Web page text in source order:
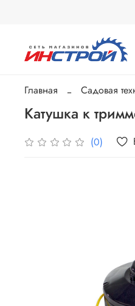
Главная Садовая
Катушка к
(0)